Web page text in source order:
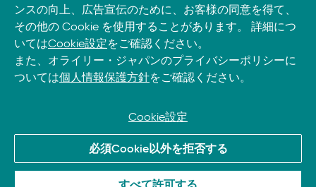
© 2022, O’Reilly Japan, Inc. oreilly.co.jpに掲載されているすべて
のトレードマークおよび登録商標は、それぞれの所有者に帰属し
ンスの向上、広告宣伝のために、お客様の同意を得て、
その他の Cookie を使用することがあります。 詳細につ
いてはCookie設定をご確認ください。
また、オライリー・ジャパンのプライバシーポリシーに
ついては個人情報保護方針をご確認ください。
Cookie設定
必須Cookie以外を拒否する